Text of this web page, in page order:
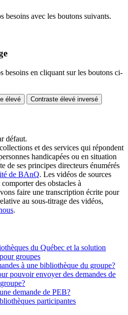
besoins avec les boutons suivants.
besoins en cliquant sur les boutons ci-
élevé Contraste élevé inversé
défaut.
et des services qui répondent
handicapées ou en situation
de ses principes directeurs énumérés
de BAnQ. Les vidéos de sources
des obstacles à
faire une transcription écrite pour
au sous-titrage des vidéos,
.
du Québec et la solution
groupes
à une bibliothèque du groupe?
pouvoir envoyer des demandes de
demande de PEB?
participantes